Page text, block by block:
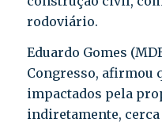
rodoviário.
Eduardo Gomes
Congresso, afirmou
impactados pela
indiretamente, cerca